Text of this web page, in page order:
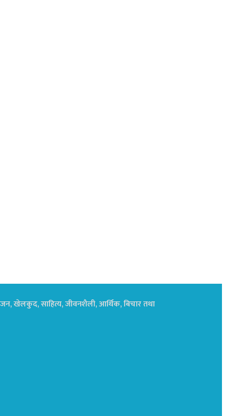
खेलकुद, साहित्य, जीवनशैली, आर्थिक, बिचार तथा